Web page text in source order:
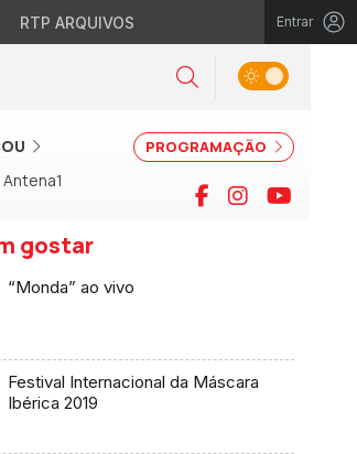
RTP ARQUIVOS Entrar
Pesquisar
Alternar tema
PROGRAMAÇÃO
Facebook
Instagram
gostar
“Monda” ao vivo
Festival Internacional da Máscara
Ibérica 2019